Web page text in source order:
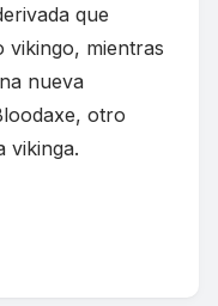
que
vikingo, mientras
nueva
otro
vikinga.